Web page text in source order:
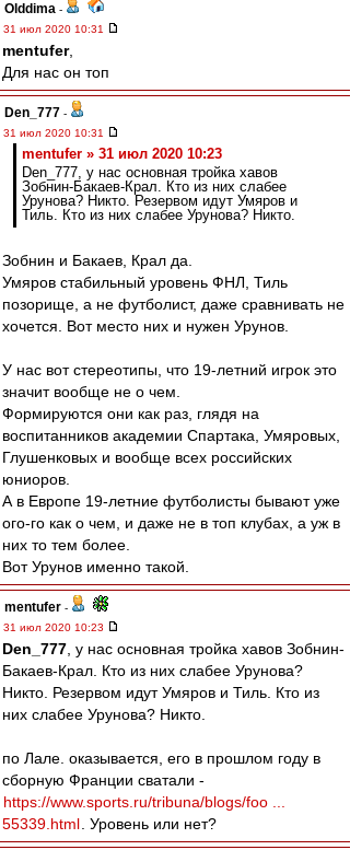
Olddima -
31 июл 2020 10:31
mentufer,
Для нас он топ
Den_777 -
31 июл 2020 10:31
mentufer » 31 июл 2020 10:23
Den_777, у нас основная тройка хавов
Зобнин-Бакаев-Крал. Кто из них слабее
Урунова? Никто. Резервом идут Умяров и
Тиль. Кто из них слабее Урунова? Никто.
Зобнин и Бакаев, Крал да.
Умяров стабильный уровень ФНЛ, Тиль
позорище, а не футболист, даже сравнивать не
хочется. Вот место них и нужен Урунов.
У нас вот стереотипы, что 19-летний игрок это
значит вообще не о чем.
Формируются они как раз, глядя на
воспитанников академии Спартака, Умяровых,
Глушенковых и вообще всех российских
юниоров.
А в Европе 19-летние футболисты бывают уже
ого-го как о чем, и даже не в топ клубах, а уж в
них то тем более.
Вот Урунов именно такой.
mentufer -
31 июл 2020 10:23
Den_777 , у нас основная тройка хавов Зобнин-
Бакаев-Крал. Кто из них слабее Урунова?
Никто. Резервом идут Умяров и Тиль. Кто из
них слабее Урунова? Никто.
по Лале. оказывается, его в прошлом году в
сборную Франции сватали -
https://www.sports.ru/tribuna/blogs/foo ...
55339.html . Уровень или нет?